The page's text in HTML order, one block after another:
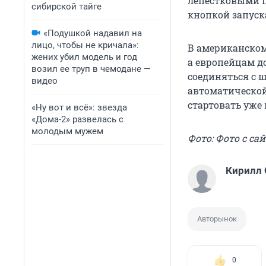
сибирской тайге
«Подушкой надавил на
лицо, чтобы не кричала»:
жених убил модель и год
возил ее труп в чемодане —
видео
«Ну вот и всё»: звезда
«Дома-2» развелась с
молодым мужем
кнопкой
В
а европейцам
соединяться с
стартовать
Фото: Фото с
Авторынок
0